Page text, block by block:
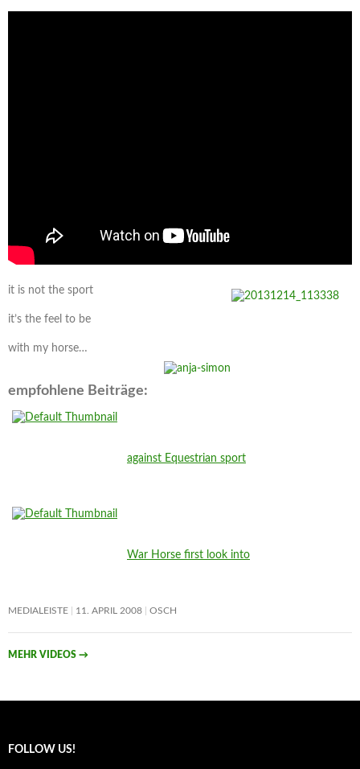
it is not the sport
it’s the feel to be
with my horse…
empfohlene Beiträge:
against Equestrian sport
War Horse first look into
MEDIALEISTE 11. APRIL 2008 OSCH
MEHR VIDEOS →
FOLLOW US!